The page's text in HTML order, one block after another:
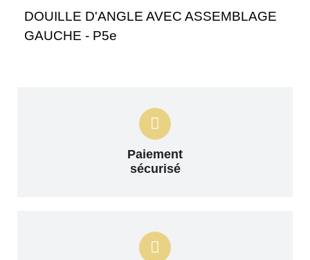
DOUILLE D'ANGLE AVEC ASSEMBLAGE
GAUCHE - P5e
Paiement
sécurisé